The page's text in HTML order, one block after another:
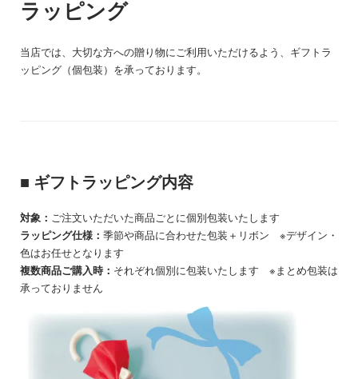
ラッピング
当店では、大切な方への贈り物にご利用いただけるよう、ギフトラ
ッピング（個包装）を承っております。
■ ギフトラッピング内容
対象： ご注文いただいた商品ごとに個別包装いたします
ラッピング仕様： 季節や商品に合わせた包装＋リボン ※デザイン・
色はお任せとなります
複数商品ご購入時： それぞれ個別に包装いたします ※まとめ包装は
承っておりません